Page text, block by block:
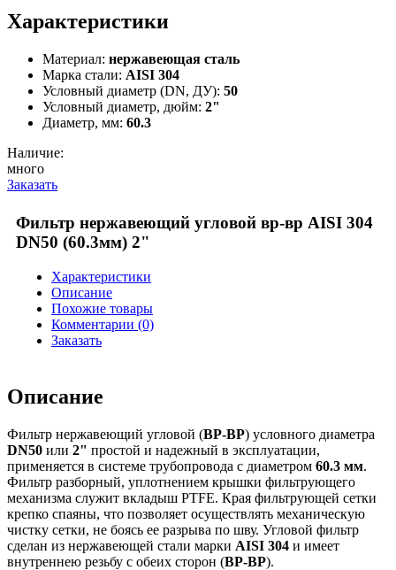
Характеристики
Материал: нержавеющая сталь
Марка стали: AISI 304
Условный диаметр (DN, ДУ): 50
Условный диаметр, дюйм: 2"
Диаметр, мм: 60.3
Наличие:
много
Заказать
Фильтр нержавеющий угловой вр-вр AISI 304
DN50 (60.3мм) 2"
Характеристики
Описание
Похожие товары
Комментарии (0)
Заказать
Описание
Фильтр нержавеющий угловой (ВР-ВР) условного диаметра
DN50 или 2" простой и надежный в эксплуатации,
применяется в системе трубопровода с диаметром 60.3 мм.
Фильтр разборный, уплотнением крышки фильтрующего
механизма служит вкладыш PTFE. Края фильтрующей сетки
крепко спаяны, что позволяет осуществлять механическую
чистку сетки, не боясь ее раз­рыва по шву. Угловой фильтр
сделан из нержавеющей стали марки AISI 304 и имеет
внутреннею резьбу с обеих сторон (ВР-ВР).